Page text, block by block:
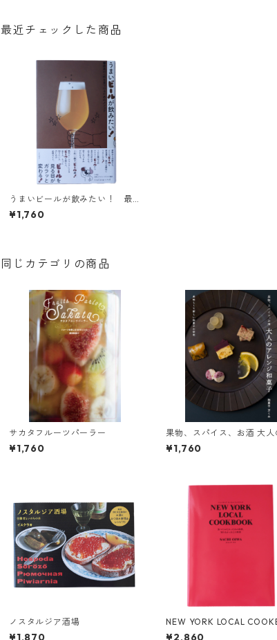
最近チェックした商品
うまいビールが飲みたい！ 最
高の一杯を見つけるためのメソ
ッド
¥1,760
同じカテゴリの商品
サカタフルーツパーラー
¥1,760
果物、スパイス、お酒 大人
レンジ和菓子
¥1,760
ノスタルジア酒場
¥1,870
NEW YORK LOCAL
K
¥2,860